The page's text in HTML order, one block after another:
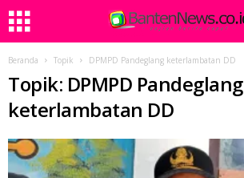
Beranda Topik DPMPD Pandeglang keterlambatan DD
Topik: DPMPD Pandeglang
keterlambatan DD